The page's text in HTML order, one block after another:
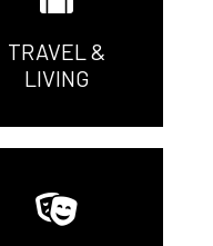
TRAVEL &
LIVING